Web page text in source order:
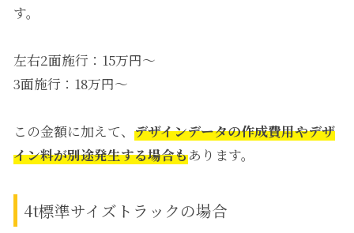
す。
左右2面施行：15万円～
3面施行：18万円～
この金額に加えて、 デザインデータの作成費用やデザ
イン料が別途発生する場合もあります。
4t標準サイズトラックの場合